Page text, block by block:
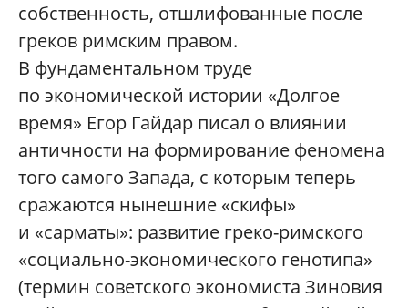
собственность, отшлифованные после
греков римским правом.
В фундаментальном труде
по экономической истории «Долгое
время» Егор Гайдар писал о влиянии
античности на формирование феномена
того самого Запада, с которым теперь
сражаются нынешние «скифы»
и «сарматы»: развитие греко-римского
«социально-экономического генотипа»
(термин советского экономиста Зиновия